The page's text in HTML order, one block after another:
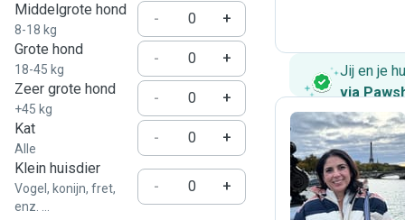
Middelgrote hond
8-18 kg
-
+
Grote hond
18-45 kg
-
+
Zeer grote hond
+45 kg
-
+
Kat
Alle
-
+
Klein huisdier
Vogel, konijn, fret,
enz. ...
- +
Jij en je
via
E